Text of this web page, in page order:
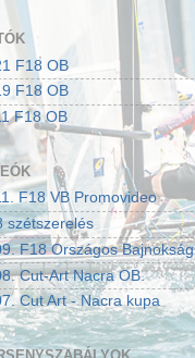
F18 OB
F18 OB
F18 OB
F18 VB Promovideo
szétszerelés
F18 Országos Bajnokság
Cut-Art Nacra OB.
Cut Art - Nacra kupa